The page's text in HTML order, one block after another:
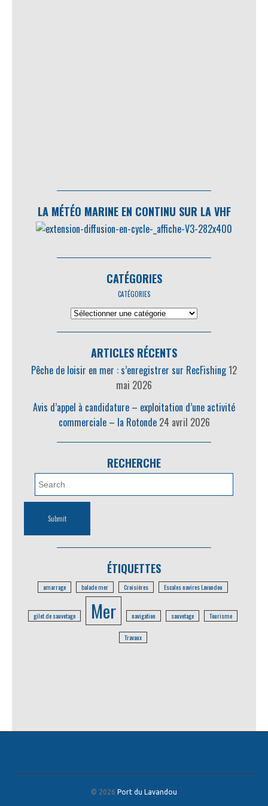
LA MÉTÉO MARINE EN CONTINU SUR LA VHF
CATÉGORIES
CATÉGORIES
ARTICLES RÉCENTS
Pêche de loisir en mer : s’enregistrer sur RecFishing12
mai 2026
Avis d’appel à candidature – exploitation d’une activité
commerciale – la Rotonde 24 avril 2026
RECHERCHE
ÉTIQUETTES
amarrage balade mer Croisières Escales navires Lavandou
gilet de sauvetage Mer navigation sauvetage Tourisme
Travaux
© 2026 Port du Lavandou